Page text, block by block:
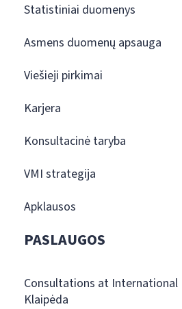
Statistiniai duomenys
Asmens duomenų apsauga
Viešieji pirkimai
Karjera
Konsultacinė taryba
VMI strategija
Apklausos
PASLAUGOS
Consultations at International
Klaipėda